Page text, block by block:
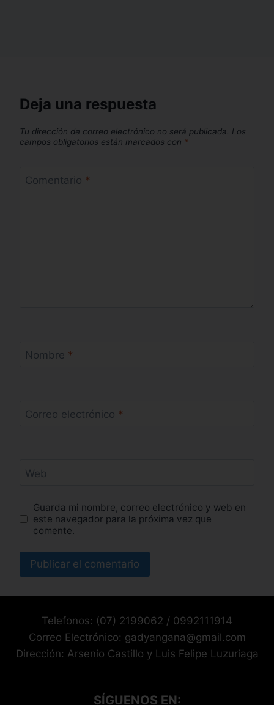
Deja una respuesta
Tu dirección de correo electrónico no será publicada.
Los
campos obligatorios están marcados con *
Comentario *
Nombre *
Correo electrónico *
Web
Guarda mi nombre, correo electrónico y web en
este navegador para la próxima vez que
comente.
Telefonos: (07) 2199062 / 0992111914
Correo Electrónico: gadyangana@gmail.com
Dirección: Arsenio Castillo y Luis Felipe Luzuriaga
SÍGUENOS EN: